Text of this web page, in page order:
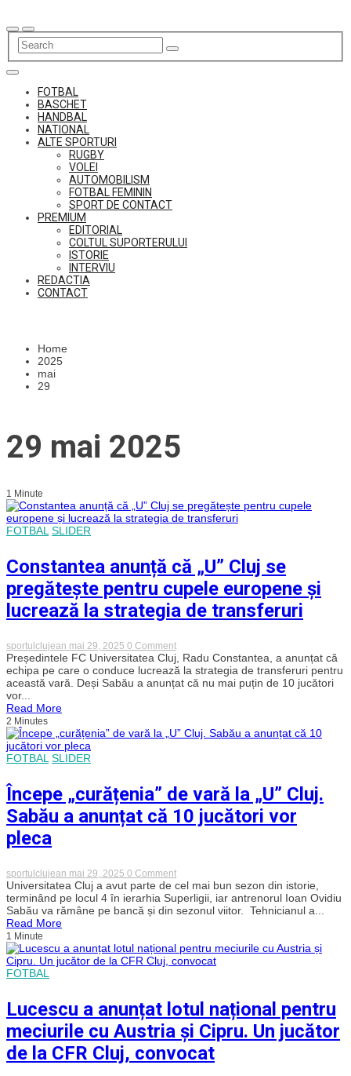
to
content
FOTBAL
BASCHET
HANDBAL
NATIONAL
ALTE SPORTURI
RUGBY
VOLEI
AUTOMOBILISM
FOTBAL FEMININ
SPORT DE CONTACT
PREMIUM
EDITORIAL
COLTUL SUPORTERULUI
ISTORIE
INTERVIU
REDACTIA
CONTACT
Home
2025
mai
29
29 mai 2025
1 Minute
FOTBAL SLIDER
Constantea anunță că „U” Cluj se
pregătește pentru cupele europene și
lucrează la strategia de transferuri
sportulclujean mai 29, 2025 0 Commenton
Constantea
anunță
că
„U”
pentru
la
strategia
de
transferuri
Președintele FC Universitatea Cluj, Radu Constantea, a anunțat că
echipa pe care o conduce lucrează la strategia de transferuri pentru
această vară. Deși Sabău a anunțat că nu mai puțin de 10 jucători
vor...
Read More
2 Minutes
FOTBAL SLIDER
Începe „curățenia” de vară la „U” Cluj.
Sabău a anunțat că 10 jucători vor
pleca
sportulclujean mai 29, 2025 0 Commenton
Începe
„curățenia”
de
vară
Cluj.
Sabău
10
jucători
vor
pleca
Universitatea Cluj a avut parte de cel mai bun sezon din istorie,
terminând pe locul 4 în ierarhia Superligii, iar antrenorul Ioan Ovidiu
Sabău va rămâne pe bancă și din sezonul viitor. Tehnicianul a...
Read More
1 Minute
FOTBAL
Lucescu a anunțat lotul național pentru
meciurile cu Austria și Cipru. Un jucător
de la CFR Cluj, convocat